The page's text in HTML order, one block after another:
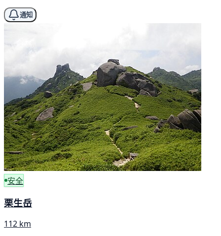
通知
安全
栗生岳
112 km